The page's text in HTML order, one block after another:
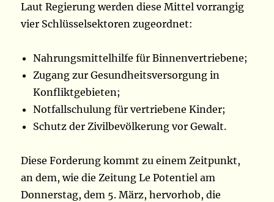
Laut Regierung werden diese Mittel vorrangig
vier Schlüsselsektoren zugeordnet:
Nahrungsmittelhilfe für Binnenvertriebene;
Zugang zur Gesundheitsversorgung in
Konfliktgebieten;
Notfallschulung für vertriebene Kinder;
Schutz der Zivilbevölkerung vor Gewalt.
Diese Forderung kommt zu einem Zeitpunkt,
an dem, wie die Zeitung Le Potentiel am
Donnerstag, dem 5. März, hervorhob, die